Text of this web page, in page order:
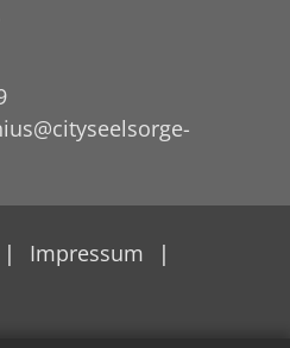
Impressum